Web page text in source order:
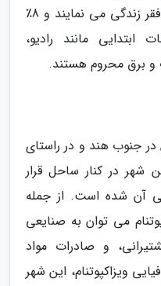
وجود، بسیاری از مردم کانپور در فقر زندگی می نمایند و 8٪
مانند رادیو،
و برق محروم هستند.
در جنوب هند و در راستای
شهر در کنار ساحل قرار
آن شده است. از جمله
می توان به صنایعی
و صادرات مواد
ویزاکپوتنام، این شهر